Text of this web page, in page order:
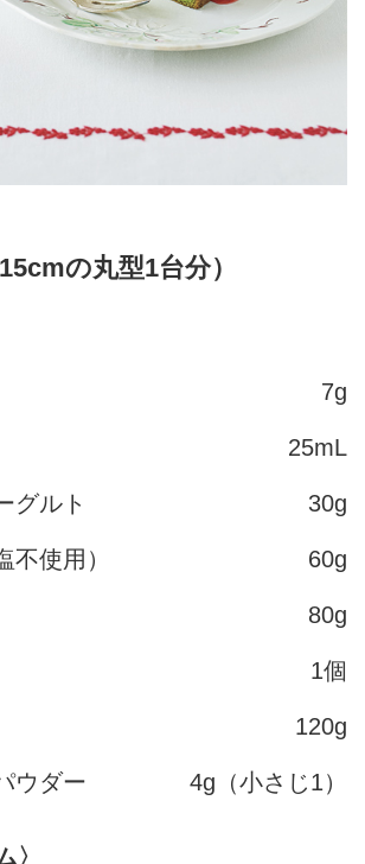
の丸型1台分）
7g
25mL
グルト 30g
不使用） 60g
80g
1個
120g
ウダー 4g（小さじ1）
〉